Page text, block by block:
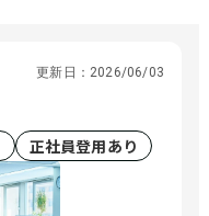
更新日： 2026/06/03
正社員登用あり